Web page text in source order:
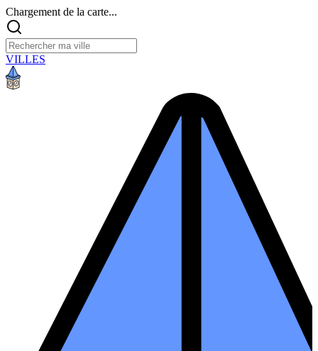
Chargement de la carte...
VILLES